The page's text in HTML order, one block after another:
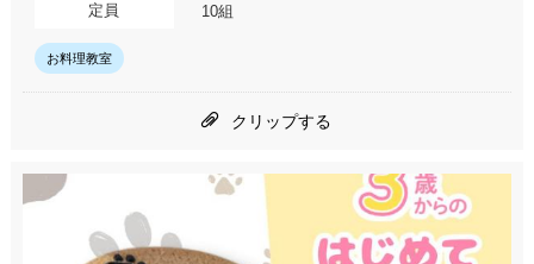
定員 10組
お料理教室
クリップする